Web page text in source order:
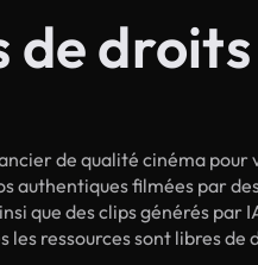
de
de qualité cinéma
authentiques filmées par
que des clips générés
les ressources sont libres